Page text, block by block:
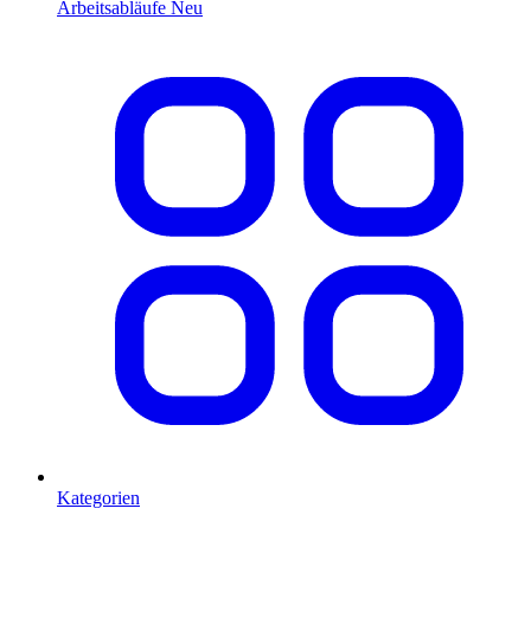
Arbeitsabläufe Neu
Kategorien